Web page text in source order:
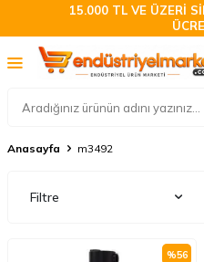
15.000 TL VE ÜZERİ
Anasayfa m3492
Filtre
%56